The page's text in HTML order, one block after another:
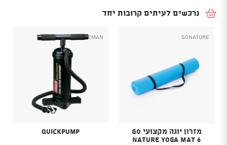
נרכשים לעיתים קרובות יחד
GoNature
מזרון יוגה מקצועי GO
NATURE Yoga Mat 6
Coleman
QuickPump